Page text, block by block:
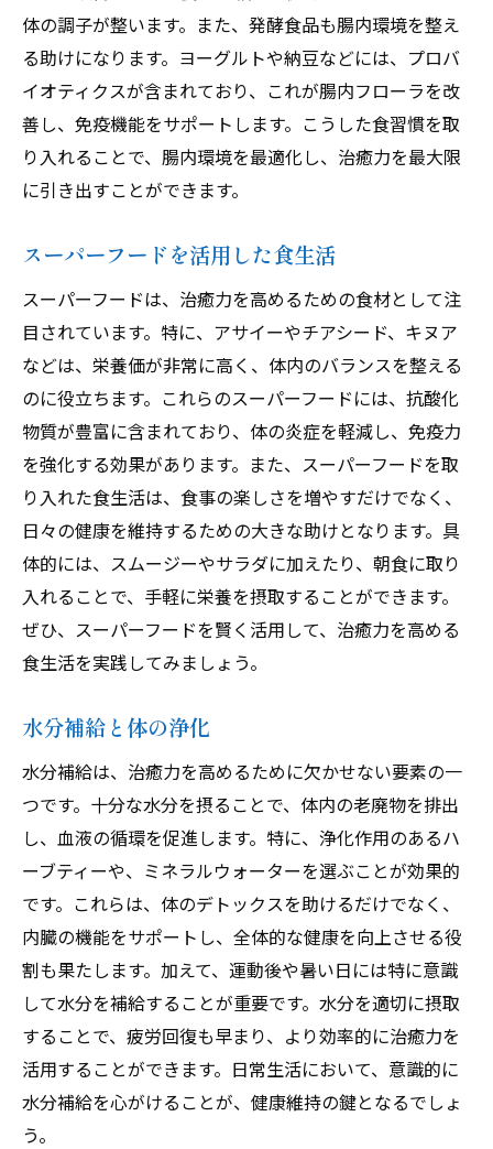
体の調子が整います。また、発酵食品も腸内環境を整え
る助けになります。ヨーグルトや納豆などには、プロバ
イオティクスが含まれており、これが腸内フローラを改
善し、免疫機能をサポートします。こうした食習慣を取
り入れることで、腸内環境を最適化し、治癒力を最大限
に引き出すことができます。
スーパーフードを活用した食生活
スーパーフードは、治癒力を高めるための食材として注
目されています。特に、アサイーやチアシード、キヌア
などは、栄養価が非常に高く、体内のバランスを整える
のに役立ちます。これらのスーパーフードには、抗酸化
物質が豊富に含まれており、体の炎症を軽減し、免疫力
を強化する効果があります。また、スーパーフードを取
り入れた食生活は、食事の楽しさを増やすだけでなく、
日々の健康を維持するための大きな助けとなります。具
体的には、スムージーやサラダに加えたり、朝食に取り
入れることで、手軽に栄養を摂取することができます。
ぜひ、スーパーフードを賢く活用して、治癒力を高める
食生活を実践してみましょう。
水分補給と体の浄化
水分補給は、治癒力を高めるために欠かせない要素の一
つです。十分な水分を摂ることで、体内の老廃物を排出
し、血液の循環を促進します。特に、浄化作用のあるハ
ーブティーや、ミネラルウォーターを選ぶことが効果的
です。これらは、体のデトックスを助けるだけでなく、
内臓の機能をサポートし、全体的な健康を向上させる役
割も果たします。加えて、運動後や暑い日には特に意識
して水分を補給することが重要です。水分を適切に摂取
することで、疲労回復も早まり、より効率的に治癒力を
活用することができます。日常生活において、意識的に
水分補給を心がけることが、健康維持の鍵となるでしょ
う。